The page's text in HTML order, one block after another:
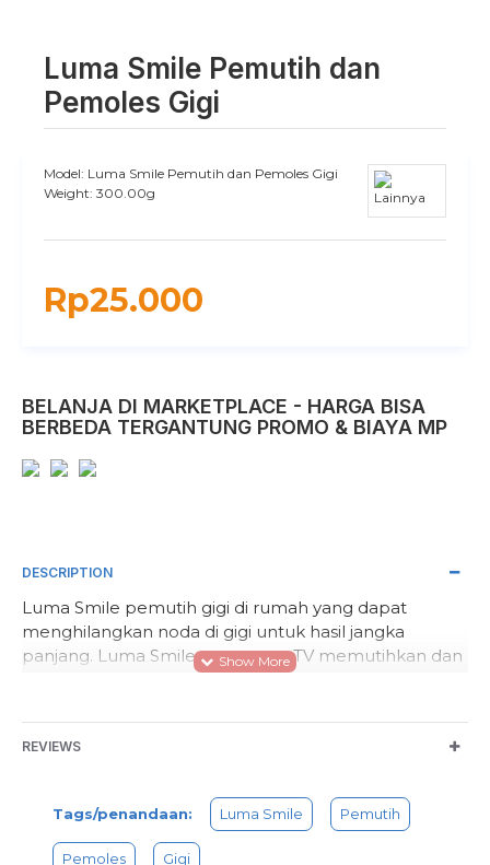
Luma Smile Pemutih dan
Pemoles Gigi
Rp25.000
Model: Luma Smile Pemutih dan Pemoles Gigi
Weight: 300.00g
BELANJA DI MARKETPLACE - HARGA BISA
BERBEDA TERGANTUNG PROMO & BIAYA MP
DESCRIPTION
Luma Smile pemutih gigi di rumah yang dapat
menghilangkan noda di gigi untuk hasil jangka
panjang. Luma Smile as seen on TV memutihkan dan
memoles gigi hanya dalam hitungan menit sehari.
menghilangkan noda dan memoles gigi.
Mudah hanya memasangkan cup karet polesan ke
mengaktifkan baterai kuat namun lembut yang
mengoperasikan pemoles tanpa kabel dan arahkan
di gigi untuk memoles permukaan noda
REVIEWS
Tags/penandaan: Luma Smile Pemutih
Pemoles Gigi